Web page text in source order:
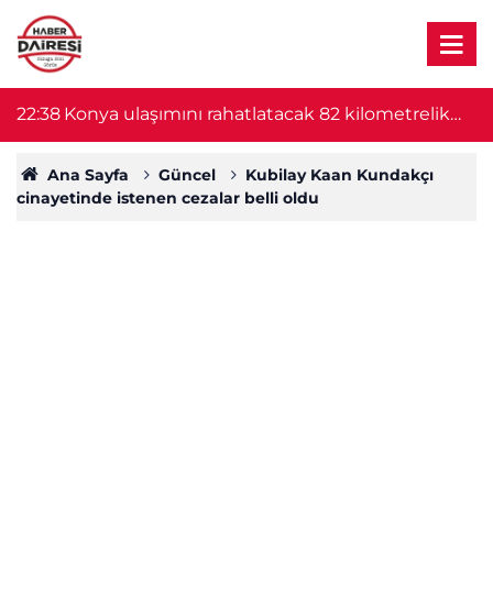
22:38 Konya ulaşımını rahatlatacak 82 kilometrelik
proje başlıyor! Bakan Uraloğlu duyurdu
Ana Sayfa Güncel
Kubilay Kaan Kundakçı
cinayetinde istenen cezalar belli oldu